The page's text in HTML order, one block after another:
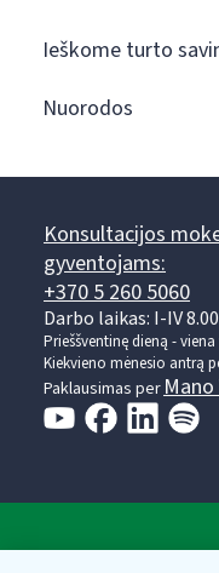
Ieškome turto
Nuorodos
Konsultacijos
gyventojams:
+370 5 260 5060
Darbo laikas: I-IV
Prieššventinę dieną -
Kiekvieno mėnesio antrą
Paklausimas per Mano